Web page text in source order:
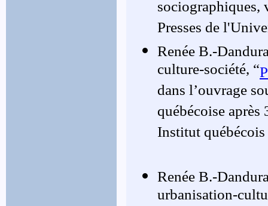
sociographiques,
Presses de
Renée B.-
culture-société, “
dans l’ouvrage
québécoise après
Institut
Renée B.-
urbanisation-